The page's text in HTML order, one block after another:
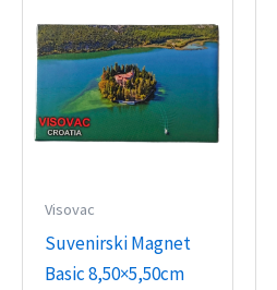
Visovac
Suvenirski Magnet
Basic 8,50×5,50cm